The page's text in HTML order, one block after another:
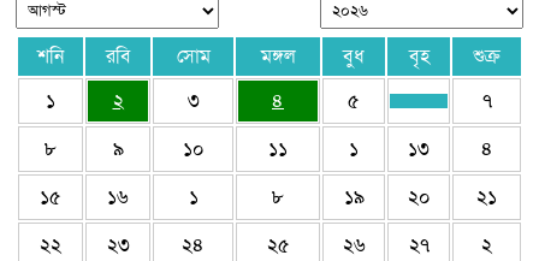
শনি রবি সোম মঙ্গল বুধ বৃহ
শুক্র
১
২ ৩ ৪ ৫
৭
৮
৯ ১০ ১১ ১ ১৩
৪
১৫
১৬ ১ ৮ ১৯ ২০
২১
২২
২৩ ২৪ ২৫ ২৬ ২৭
২